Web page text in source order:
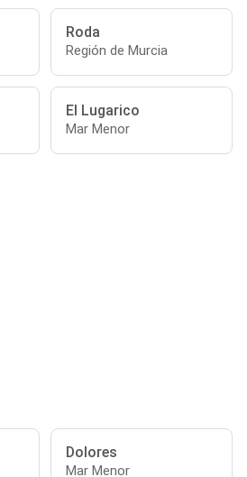
Roda
Región de Murcia
El Lugarico
Mar Menor
Dolores
Mar Menor